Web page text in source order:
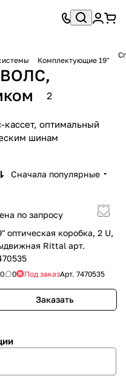
Комплектующие 19"
ВОЛС,
2
оптимальный
шинам
Сначала популярные
по запросу
оптическая коробка, 2 U,
Rittal арт.
0 0 Под заказАрт. 7470535
Заказать